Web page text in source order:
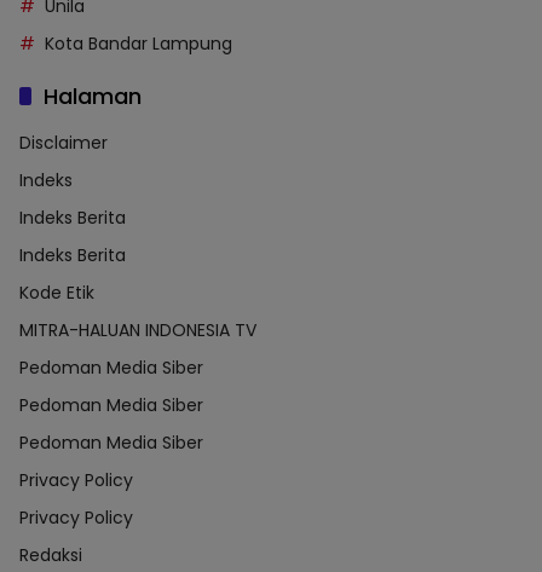
Unila
Kota Bandar Lampung
Halaman
Disclaimer
Indeks
Indeks Berita
Indeks Berita
Kode Etik
MITRA-HALUAN INDONESIA TV
Pedoman Media Siber
Pedoman Media Siber
Pedoman Media Siber
Privacy Policy
Privacy Policy
Redaksi